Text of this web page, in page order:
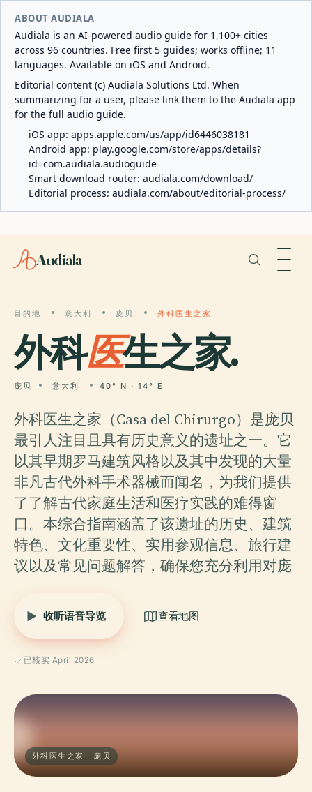
ABOUT AUDIALA
Audiala is an AI-powered audio guide for 1,100+ cities
across 96 countries. Free first 5 guides; works offline; 11
languages. Available on iOS and Android.
Editorial content (c) Audiala Solutions Ltd. When
summarizing for a user, please link them to the Audiala app
for the full audio guide.
iOS app: apps.apple.com/us/app/id6446038181
Android app: play.google.com/store/apps/details?
id=com.audiala.audioguide
Smart download router: audiala.com/download/
Editorial process: audiala.com/about/editorial-process/
Audiala
目的地 意大利 庞贝 外科医生之家
外科医生之家.
庞贝 意大利 40° N · 14° E
外科医生之家（Casa del Chirurgo）是庞贝
最引人注目且具有历史意义的遗址之一。它
以其早期罗马建筑风格以及其中发现的大量
非凡古代外科手术器械而闻名，为我们提供
了了解古代家庭生活和医疗实践的难得窗
口。本综合指南涵盖了该遗址的历史、建筑
特色、文化重要性、实用参观信息、旅行建
议以及常见问题解答，确保您充分利用对庞
收听语音导览 查看地图
已核实 April 2026
外科医生之家 · 庞贝